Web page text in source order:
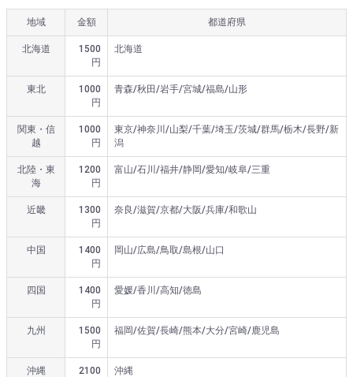
地域 金額 都道府県
北海道
1500
円
北海道
東北
1000
円
青森/秋田/岩手/宮城/福島/山形
関東・信
越
1000
円
東京/神奈川/山梨/千葉/埼玉/茨城/群馬/栃木/長野/新
潟
北陸・東
海
1200
円
富山/石川/福井/静岡/愛知/岐阜/三重
近畿
1300
円
奈良/滋賀/京都/大阪/兵庫/和歌山
中国
1400
円
岡山/広島/鳥取/島根/山口
四国
1400
円
愛媛/香川/高知/徳島
九州
1500
円
福岡/佐賀/長崎/熊本/大分/宮崎/鹿児島
沖縄
2100
沖縄